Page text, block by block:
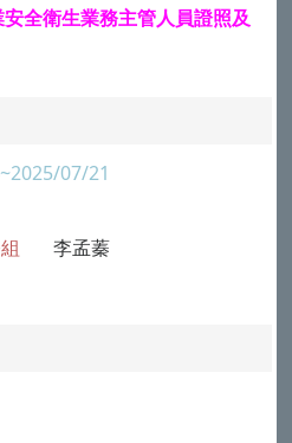
全衛生業務主管人員證照及
07/21
組 李孟蓁